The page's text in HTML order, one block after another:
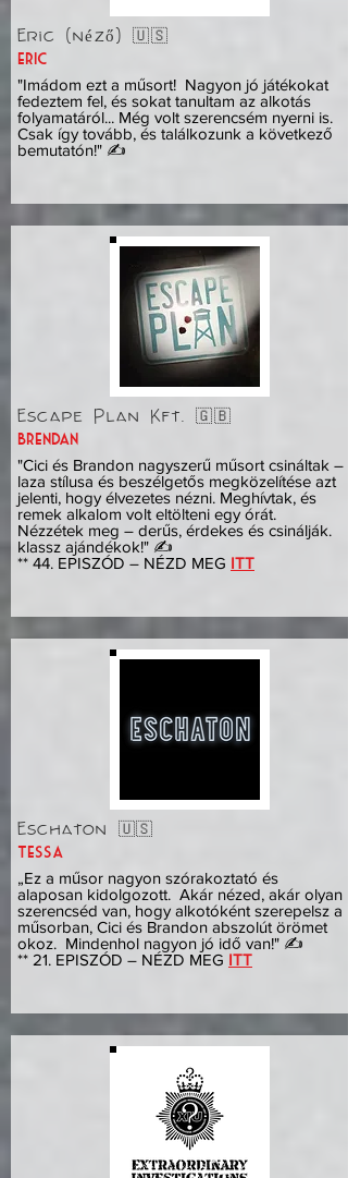
Eric (néző) 🇺🇸
eric
"Imádom ezt a műsort! Nagyon jó játékokat
fedeztem fel, és sokat tanultam az alkotás
folyamatáról... Még volt szerencsém nyerni is.
Csak így tovább, és találkozunk a következő
bemutatón!" ✍️
Escape Plan Kft. 🇬🇧
brendan
"Cici és Brandon nagyszerű műsort csináltak –
laza stílusa és beszélgetős megközelítése azt
jelenti, hogy élvezetes nézni. Meghívtak, és
remek alkalom volt eltölteni egy órát.
Nézzétek meg – derűs, érdekes és csinálják.
klassz ajándékok!" ✍️
** 44. EPISZÓD – NÉZD MEG ITT
Eschaton 🇺🇸
tessa
„Ez a műsor nagyon szórakoztató és
alaposan kidolgozott. Akár nézed, akár olyan
szerencséd van, hogy alkotóként szerepelsz a
műsorban, Cici és Brandon abszolút örömet
okoz. Mindenhol nagyon jó idő van!" ✍️
** 21. EPISZÓD – NÉZD MEG ITT